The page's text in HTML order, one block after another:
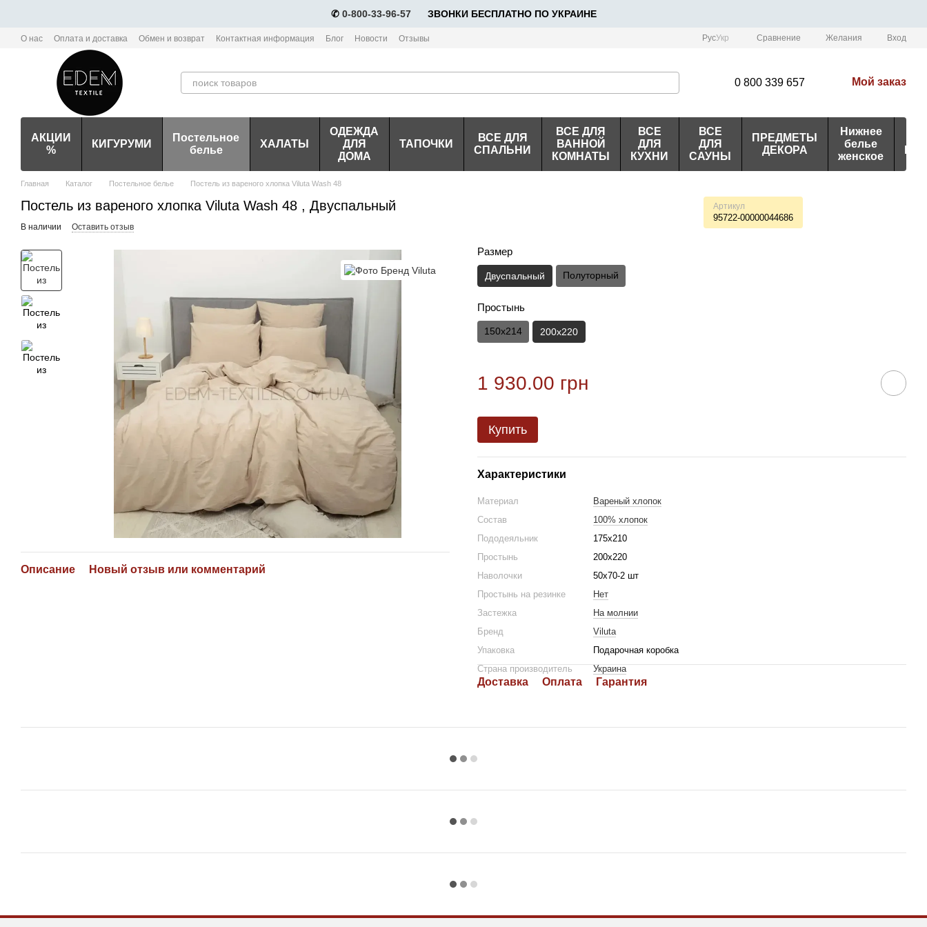
✆ 0-800-33-96-57⠀⠀ЗВОНКИ БЕСПЛАТНО ПО УКРАИНЕ
О нас Оплата и доставка Обмен и возврат Контактная информация Блог Новости
Отзывы
Политика конфиденциальности мобильного приложения Edem-Textile
РусУкр Сравнение Желания Вход
0 800 339 657 Мой заказ
АКЦИИ
%
КИГУРУМИ
Постельное
белье
ХАЛАТЫ
ОДЕЖДА
ДЛЯ
ДОМА
ТАПОЧКИ
ВСЕ ДЛЯ
СПАЛЬНИ
ВСЕ ДЛЯ
ВАННОЙ
КОМНАТЫ
ВСЕ
ДЛЯ
КУХНИ
ВСЕ
ДЛЯ
САУНЫ
ПРЕДМЕТЫ
ДЕКОРА
Нижнее
белье
женское
Главная Каталог Постельное белье Постель из вареного хлопка Viluta Wash 48
Постель из вареного хлопка Viluta Wash 48 , Двуспальный Артикул
95722-00000044686
В наличии Оставить отзыв
Описание Новый отзыв или комментарий
Размер
Двуспальный Полуторный
Простынь
150х214 200х220
1 930.00 грн
Купить
Характеристики
Материал
Вареный хлопок
Состав
100% хлопок
Пододеяльник
175х210
Простынь
200х220
Наволочки
50х70-2 шт
Простынь на резинке
Нет
Застежка
На молнии
Бренд
Viluta
Упаковка
Подарочная коробка
Страна производитель
Украина
Доставка Оплата Гарантия